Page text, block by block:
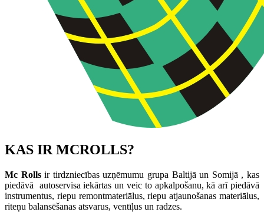
KAS IR MCROLLS?
Mc Rollsir tirdzniecības uzņēmumu grupa Baltijā un Somijā , kas
piedāvā autoservisa iekārtas un veic to apkalpošanu, kā arī piedāvā
instrumentus, riepu remontmateriālus, riepu atjaunošanas materiālus,
riteņu balansēšanas atsvarus, ventīļus un radzes.